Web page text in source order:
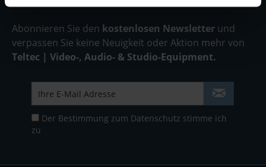
Abonnieren Sie den kostenlosen Newsletter und
verpassen Sie keine Neuigkeit oder Aktion mehr von
Teltec | Video-, Audio- & Studio-Equipment.
Der Bestimmung zum Datenschutz stimme ich
zu